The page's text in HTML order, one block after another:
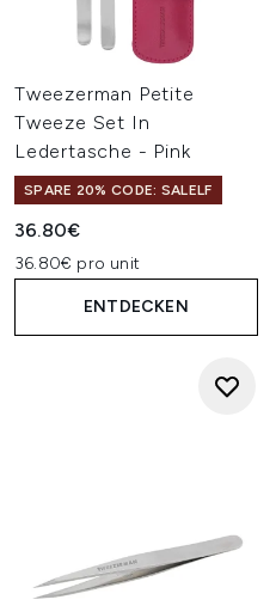
Tweezerman Petite
Tweeze Set In
Ledertasche - Pink
SPARE 20% CODE: SALELF
36.80€
36.80€ pro unit
ENTDECKEN